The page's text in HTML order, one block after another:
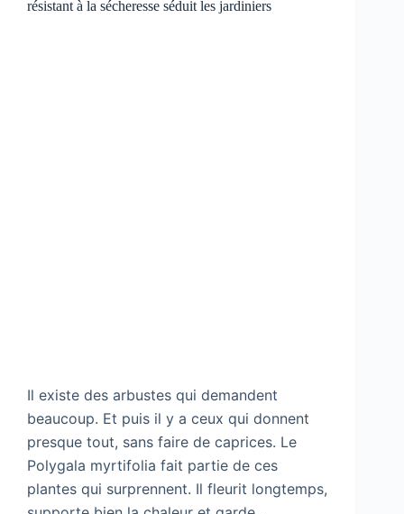
résistant à la sécheresse séduit les jardiniers
Il existe des arbustes qui demandent
beaucoup. Et puis il y a ceux qui donnent
presque tout, sans faire de caprices. Le
Polygala myrtifolia fait partie de ces
plantes qui surprennent. Il fleurit longtemps,